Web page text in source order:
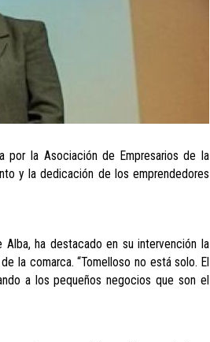
por la Asociación de Empresarios de la
y la dedicación de los emprendedores
Alba, ha destacado en su intervención la
la comarca. “Tomelloso no está solo. El
a los pequeños negocios que son el